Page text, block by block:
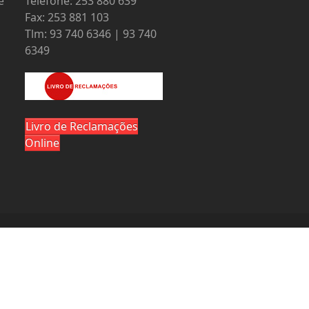
Fax: 253 881 103
Tlm: 93 740 6346 | 93 740
6349
Livro de Reclamações
Online